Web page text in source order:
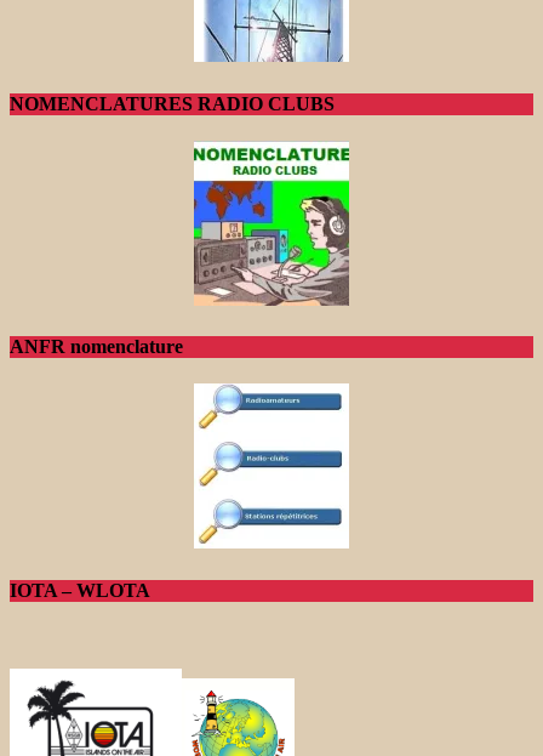
NOMENCLATURES RADIO CLUBS
ANFR nomenclature
IOTA – WLOTA